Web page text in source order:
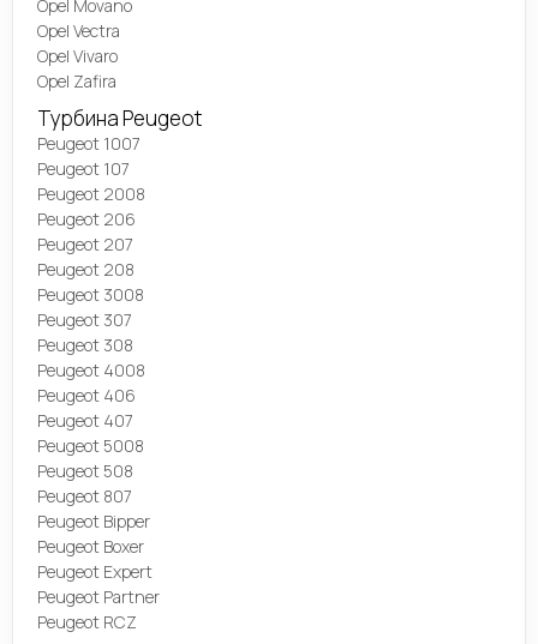
Opel Movano
Opel Vectra
Opel Vivaro
Opel Zafira
Турбина Peugeot
Peugeot 1007
Peugeot 107
Peugeot 2008
Peugeot 206
Peugeot 207
Peugeot 208
Peugeot 3008
Peugeot 307
Peugeot 308
Peugeot 4008
Peugeot 406
Peugeot 407
Peugeot 5008
Peugeot 508
Peugeot 807
Peugeot Bipper
Peugeot Boxer
Peugeot Expert
Peugeot Partner
Peugeot RCZ